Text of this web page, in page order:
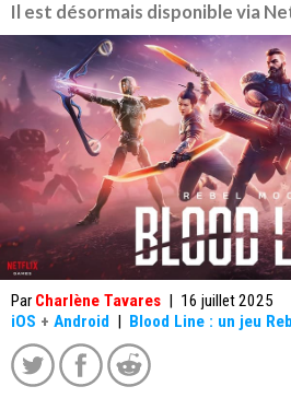
Il est désormais disponible via
Par Charlène Tavares | 16 juillet 2025
iOS + Android | Blood Line : un jeu